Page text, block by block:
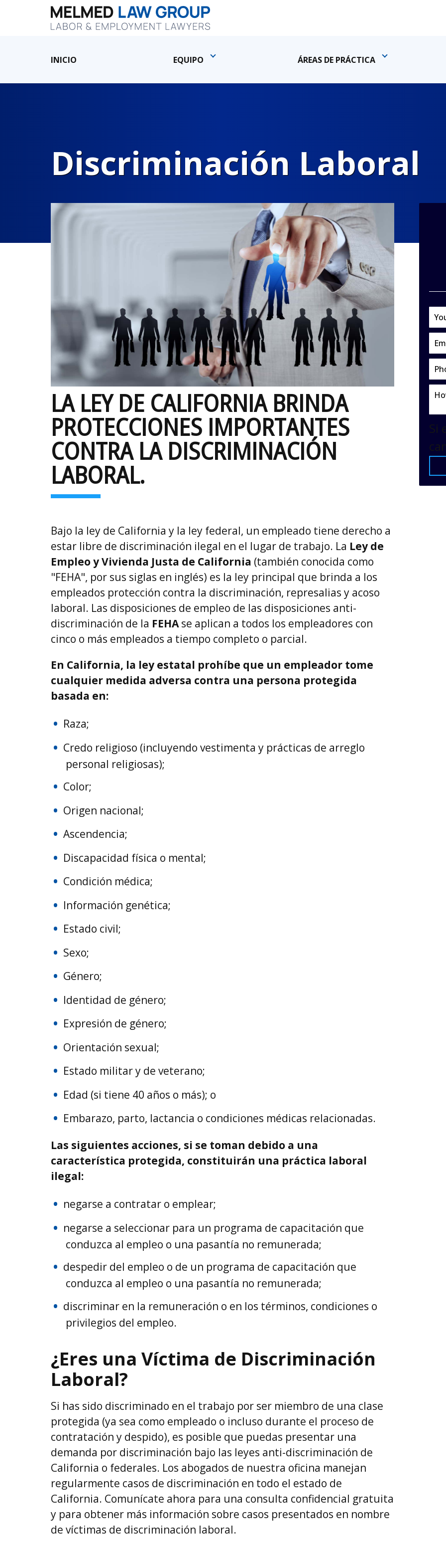
INICIO EQUIPO ÁREAS DE PRÁCTICA
Discriminación Laboral
LA LEY DE CALIFORNIA BRINDA
PROTECCIONES IMPORTANTES
CONTRA LA DISCRIMINACIÓN
LABORAL.
Bajo la ley de California y la ley federal, un empleado tiene derecho a
estar libre de discriminación ilegal en el lugar de trabajo. La Ley de
Empleo y Vivienda Justa de California (también conocida como
"FEHA", por sus siglas en inglés) es la ley principal que brinda a los
empleados protección contra la discriminación, represalias y acoso
laboral. Las disposiciones de empleo de las disposiciones anti-
discriminación de la FEHAse aplican a todos los empleadores con
cinco o más empleados a tiempo completo o parcial.
En California, la ley estatal prohíbe que un empleador tome
cualquier medida adversa contra una persona protegida
basada en:
Raza;
Credo religioso (incluyendo vestimenta y prácticas de arreglo
personal religiosas);
Color;
Origen nacional;
Ascendencia;
Discapacidad física o mental;
Condición médica;
Información genética;
Estado civil;
Sexo;
Género;
Identidad de género;
Expresión de género;
Orientación sexual;
Estado militar y de veterano;
Edad (si tiene 40 años o más); o
Embarazo, parto, lactancia o condiciones médicas relacionadas.
Las siguientes acciones, si se toman debido a una
característica protegida, constituirán una práctica laboral
ilegal:
negarse a contratar o emplear;
negarse a seleccionar para un programa de capacitación que
conduzca al empleo o una pasantía no remunerada;
despedir del empleo o de un programa de capacitación que
conduzca al empleo o una pasantía no remunerada;
discriminar en la remuneración o en los términos, condiciones o
privilegios del empleo.
¿Eres una Víctima de Discriminación
Laboral?
Si has sido discriminado en el trabajo por ser miembro de una clase
protegida (ya sea como empleado o incluso durante el proceso de
contratación y despido), es posible que puedas presentar una
demanda por discriminación bajo las leyes anti-discriminación de
California o federales. Los abogados de nuestra oficina manejan
regularmente casos de discriminación en todo el estado de
California. Comunícate ahora para una consulta confidencial gratuita
y para obtener más información sobre casos presentados en nombre
de víctimas de discriminación laboral.
Si